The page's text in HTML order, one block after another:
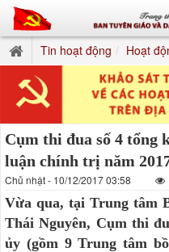
Tin hoạt động Hoạt
Cụm thi đua số 4 tổng
luận chính trị năm
Chủ nhật - 10/12/2017 03:58
Vừa qua, tại Trung tâm
Thái Nguyên, Cụm thi
ủy (gồm 9 Trung tâm